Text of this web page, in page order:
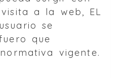
a la web, EL
se
que
vigente.